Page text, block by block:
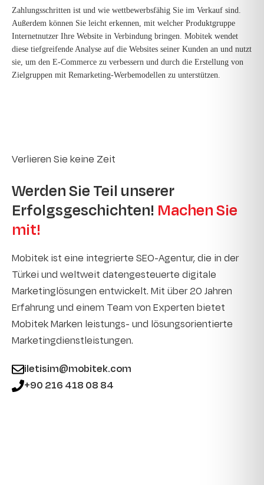
Zahlungsschritten ist und wie wettbewerbsfähig Sie im Verkauf sind.
Außerdem können Sie leicht erkennen, mit welcher Produktgruppe
Internetnutzer Ihre Website in Verbindung bringen. Mobitek wendet
diese tiefgreifende Analyse auf die Websites seiner Kunden an und nutzt
sie, um den E-Commerce zu verbessern und durch die Erstellung von
Zielgruppen mit Remarketing-Werbemodellen zu unterstützen.
Verlieren Sie keine Zeit
Werden Sie Teil unserer
Erfolgsgeschichten! Machen Sie
mit!
Mobitek ist eine integrierte SEO-Agentur, die in der
Türkei und weltweit datengesteuerte digitale
Marketinglösungen entwickelt. Mit über 20 Jahren
Erfahrung und einem Team von Experten bietet
Mobitek Marken leistungs- und lösungsorientierte
Marketingdienstleistungen.
iletisim@mobitek.com
+90 216 418 08 84